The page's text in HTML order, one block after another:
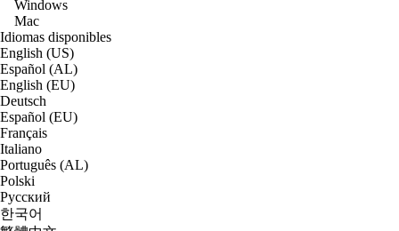
Windows
Mac
Idiomas disponibles
English (US)
Español (AL)
English (EU)
Deutsch
Español (EU)
Français
Italiano
Português (AL)
Polski
Русский
한국어